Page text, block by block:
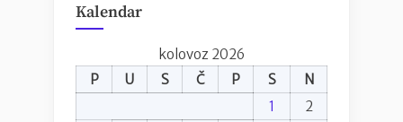
Kalendar
kolovoz 2026
P
U S Č P S
N
1
2